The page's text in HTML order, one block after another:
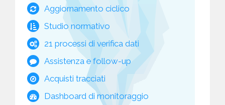
Aggiornamento ciclico
Studio normativo
21 processi di verifica dati
Assistenza e follow-up
Acquisti tracciati
Dashboard di monitoraggio